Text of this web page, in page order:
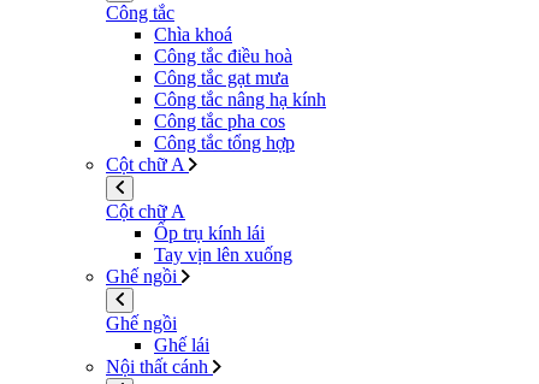
Công tắc
Chìa khoá
Công tắc điều hoà
Công tắc gạt mưa
Công tắc nâng hạ kính
Công tắc pha cos
Công tắc tổng hợp
Cột chữ A
Cột chữ A
Ốp trụ kính lái
Tay vịn lên xuống
Ghế ngồi
Ghế ngồi
Ghế lái
Nội thất cánh